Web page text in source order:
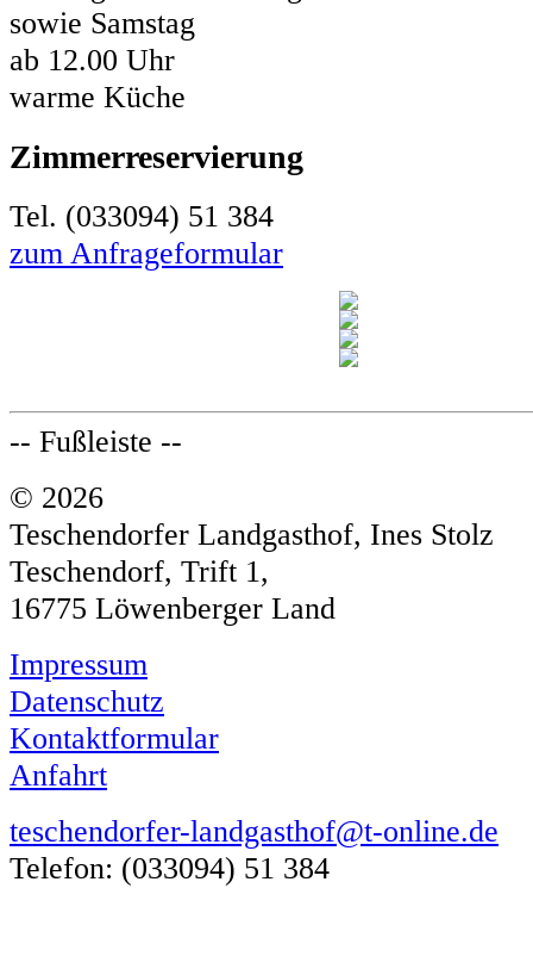
sowie Samstag
ab 12.00 Uhr
warme Küche
Zimmerreservierung
Tel. (033094) 51 384
zum Anfrageformular
-- Fußleiste --
© 2026
Teschendorfer Landgasthof, Ines Stolz
Teschendorf, Trift 1,
16775 Löwenberger Land
Impressum
Datenschutz
Kontaktformular
Anfahrt
teschendorfer-landgasthof@t-online.de
Telefon: (033094) 51 384